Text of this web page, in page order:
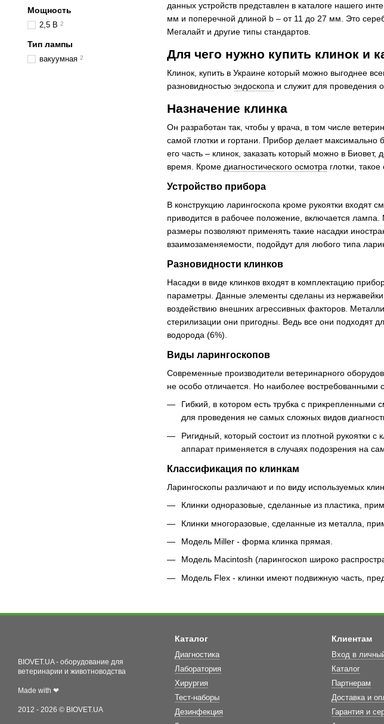
данных устройств представлен в каталоге нашего
мм и поперечной длиной b – от 11 до 27 мм. Это
Мегалайт и другие типы стандартов.
Для чего нужно купить клинок и
Клинок, купить в Украине который можно выгоднее
разновидностью эндоскопа и служит для проведения
Назначение клинка
Он разработан так, чтобы у врача, в том числе
самой глотки и гортани. Прибор делает
его часть – клинок, заказать который можно в
время. Кроме диагностического осмотра глотки,
Устройство прибора
В конструкцию ларингоскопа кроме рукоятки входят
приводится в рабочее положение, включается лампа.
размеры позволяют применять такие насадки
взаимозаменяемости, подойдут для любого типа
Разновидности клинков
Насадки в виде клинков входят в комплектацию
параметры. Данные элементы сделаны из
воздействию внешних агрессивных факторов.
стерилизации они пригодны. Ведь все они подходят
водорода (6%).
Виды ларингоскопов
Современные производители ветеринарного
не особо отличается. Но наиболее востребованными
Гибкий, в котором есть трубка с прикрепленными
для проведения не самых сложных видов
Ригидный, который состоит из плотной рукоятки
аппарат применяется в случаях подозрения на
Классификация по клинкам
Ларингоскопы различают и по виду используемых
Клинки одноразовые, сделанные из пластика,
Клинки многоразовые, сделанные из металла,
Модель Miller - форма клинка прямая.
Модель Macintosh (ларингоскоп широко
Модель Flex - клинки имеют подвижную часть,
Мощность
2,5 В 2
Тип лампы
вакуумная 2
BIOVET.UA - оборудование для
ветеринарии и животноводства
Made with ❤
2012 - 2026 © BIOVET.UA
Каталог
Диагностика
Лаборатория
Хирургия
Тест-наборы
Дезинфекция
Клиентам
Вход в
Каталог
Партнерам
Доставка и
Гарантия и